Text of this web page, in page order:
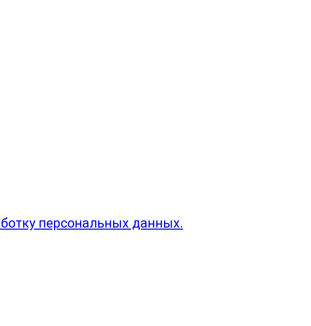
персональных данных.